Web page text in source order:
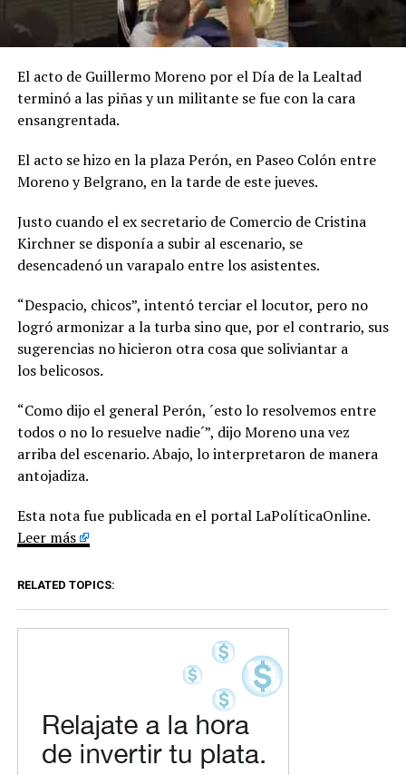
El acto de Guillermo Moreno por el Día de la Lealtad
terminó a las piñas y un militante se fue con la cara
ensangrentada.
El acto se hizo en la plaza Perón, en Paseo Colón entre
Moreno y Belgrano, en la tarde de este jueves.
Justo cuando el ex secretario de Comercio de Cristina
Kirchner se disponía a subir al escenario, se
desencadenó un varapalo entre los asistentes.
“Despacio, chicos”, intentó terciar el locutor, pero no
logró armonizar a la turba sino que, por el contrario, sus
sugerencias no hicieron otra cosa que soliviantar a
los belicosos.
“Como dijo el general Perón, ´esto lo resolvemos entre
todos o no lo resuelve nadie´”, dijo Moreno una vez
arriba del escenario. Abajo, lo interpretaron de manera
antojadiza.
Esta nota fue publicada en el portal LaPolíticaOnline.
Leer más
RELATED TOPICS: